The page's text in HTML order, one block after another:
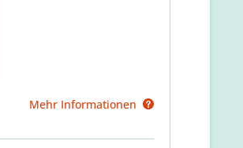
Mehr Informationen